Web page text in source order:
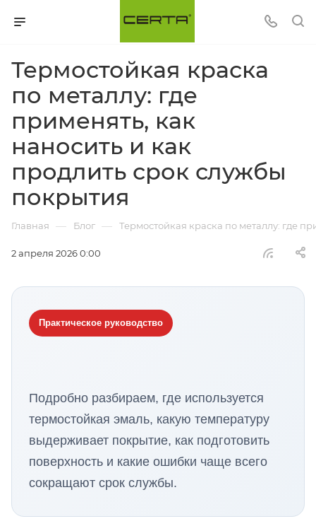
Термостойкая краска
по металлу: где
применять, как
наносить и как
продлить срок службы
покрытия
Главная — Блог — Термостойкая краска по металлу: где
2 апреля 2026 0:00
Практическое руководство
Подробно разбираем, где используется
термостойкая эмаль, какую температуру
выдерживает покрытие, как подготовить
поверхность и какие ошибки чаще всего
сокращают срок службы.